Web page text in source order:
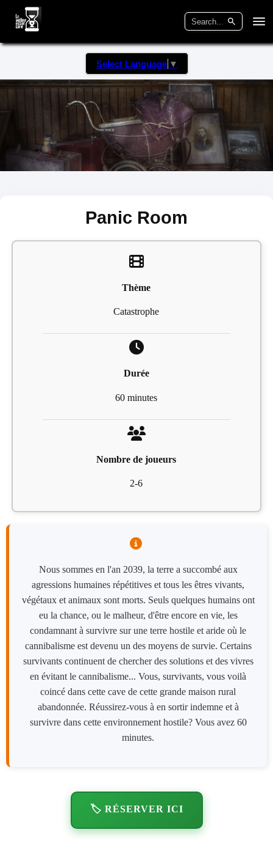
Select Language ▼
Panic Room
Thème
Catastrophe
Durée
60 minutes
Nombre de joueurs
2-6
Nous sommes en l'an 2039, la terre a succombé aux
agressions humaines répétitives et tous les êtres vivants,
végétaux et animaux sont morts. Seuls quelques humains ont
eu la chance, ou le malheur, d'être encore en vie, les
condamnant à survivre sur une terre hostile et aride où le
cannibalisme est devenu un des moyens de survie. Certains
survivants continuent de chercher des solutions et des vivres
en évitant le cannibalisme... Vous, survivants, vous voilà
coincé dans cette cave de cette grande maison rural
abandonnée. Réussirez-vous à en sortir indemne et à
survivre dans cette environnement hostile? Vous avez 60
minutes.
🏷️ RÉSERVER ICI